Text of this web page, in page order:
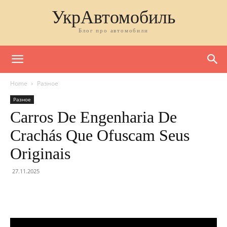
УкрАвтомобиль
Блог про автомобили
Home Разное
Разное
Carros De Engenharia De
Crachás Que Ofuscam Seus
Originais
27.11.2025